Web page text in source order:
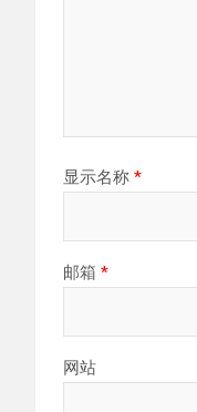
显示名称 *
邮箱 *
网站